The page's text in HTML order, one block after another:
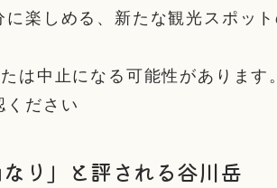
楽しめる、新たな観光スポット
は中止になる可能性があります
ください
なり」と評される谷川岳